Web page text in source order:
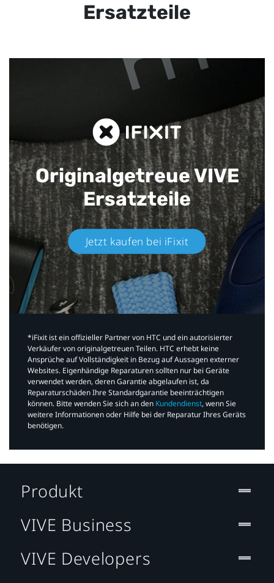
Ersatzteile
Originalgetreue VIVE
Ersatzteile
Jetzt kaufen bei iFixit​
*iFixit ist ein offizieller Partner von HTC und ein autorisierter
Verkäufer von originalgetreuen Teilen. HTC erhebt keine
Ansprüche auf Vollständigkeit in Bezug auf Aussagen externer
Websites. Eigenhändige Reparaturen sollten nur bei Geräte
verwendet werden, deren Garantie abgelaufen ist, da
Reparaturschäden Ihre Standardgarantie beeinträchtigen
können. Bitte wenden Sie sich an den Kundendienst, wenn Sie
weitere Informationen oder Hilfe bei der Reparatur Ihres Geräts
benötigen.​
Produkt
VIVE Business
VIVE Developers